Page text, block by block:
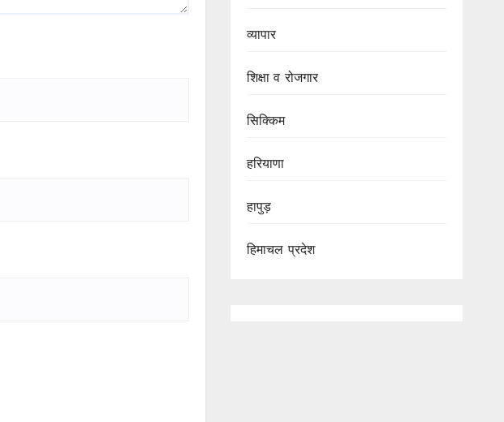
व्यापार
शिक्षा व रोजगार
सिक्किम
हरियाणा
हापुड़
हिमाचल प्रदेश